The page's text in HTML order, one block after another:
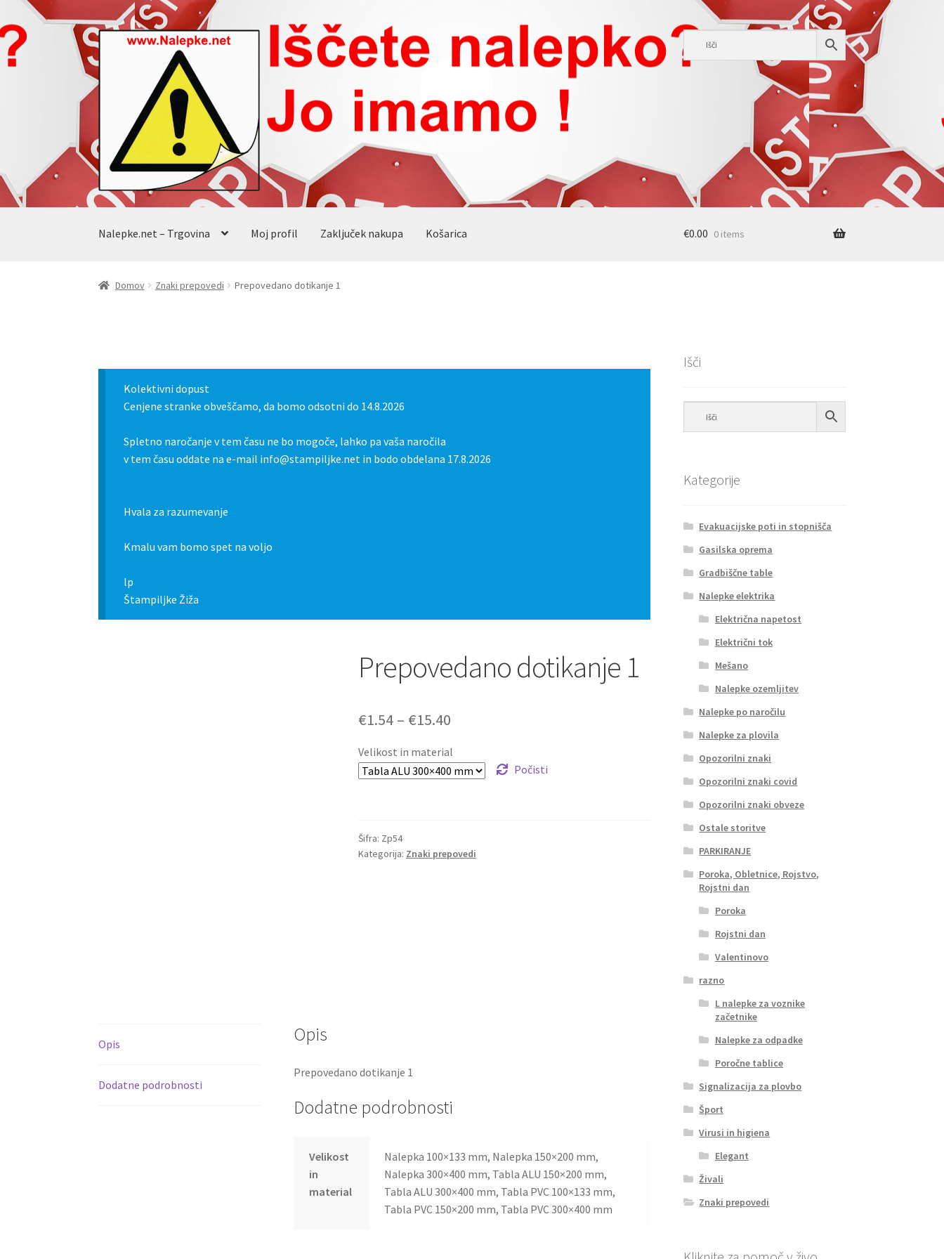
Skip
Skip
Nalepke.net – Trgovina Moj profil Zaključek nakupa Košarica €0.00 0 items
Domov Znaki prepovedi Prepovedano dotikanje 1
Kolektivni dopust
Cenjene stranke obveščamo, da bomo odsotni do 14.8.2026
Spletno naročanje v tem času ne bo mogoče, lahko pa vaša naročila
v tem času oddate na e-mail info@stampiljke.net in bodo obdelana 17.8.2026
Hvala za razumevanje
Kmalu vam bomo spet na voljo
lp
Štampiljke Žiža
Prepovedano dotikanje 1
€1.54 – €15.40
razpon:
od
€15.40
Velikost in material
Počisti
Šifra: Zp54
Kategorija: Znaki prepovedi
Opis
Dodatne podrobnosti
Opis
Prepovedano dotikanje 1
Dodatne podrobnosti
Velikost
in
material
Nalepka 100×133 mm, Nalepka 150×200 mm,
Nalepka 300×400 mm, Tabla ALU 150×200 mm,
Tabla ALU 300×400 mm, Tabla PVC 100×133 mm,
Tabla PVC 150×200 mm, Tabla PVC 300×400 mm
Išči
Kategorije
Evakuacijske poti in stopnišča
Gasilska oprema
Gradbiščne table
Nalepke elektrika
Električna napetost
Električni tok
Mešano
Nalepke ozemljitev
Nalepke po naročilu
Nalepke za plovila
Opozorilni znaki
Opozorilni znaki covid
Opozorilni znaki obveze
Ostale storitve
PARKIRANJE
Poroka, Obletnice, Rojstvo,
Rojstni dan
Poroka
Rojstni dan
Valentinovo
razno
L nalepke za voznike
začetnike
Nalepke za odpadke
Poročne tablice
Signalizacija za plovbo
Šport
Virusi in higiena
Elegant
Živali
Znaki prepovedi